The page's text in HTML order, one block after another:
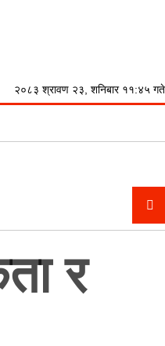
२०८३ श्रावण २३, शनिबार ११:४५ गते
र